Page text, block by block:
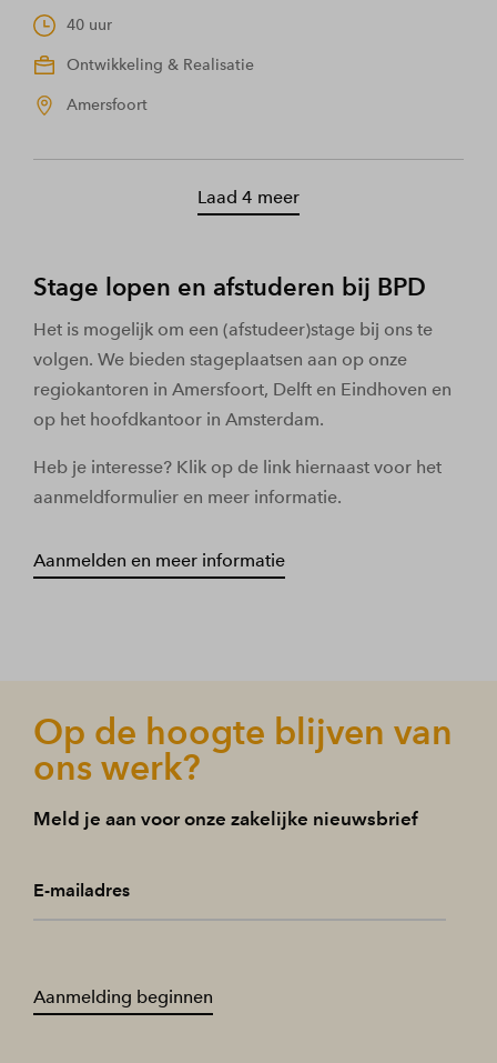
40 uur
Ontwikkeling & Realisatie
Amersfoort
Laad 4 meer
Stage lopen en afstuderen bij BPD
Het is mogelijk om een (afstudeer)stage bij ons te
volgen. We bieden stageplaatsen aan op onze
regiokantoren in Amersfoort, Delft en Eindhoven en
op het hoofdkantoor in Amsterdam.
Heb je interesse? Klik op de link hiernaast voor het
aanmeldformulier en meer informatie.
Aanmelden en meer informatie
Op de hoogte blijven van
ons werk?
Meld je aan voor onze zakelijke nieuwsbrief
E-mailadres
Aanmelding beginnen